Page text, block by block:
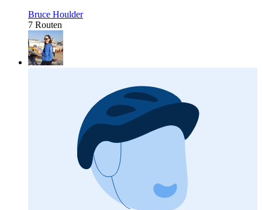
Bruce Houlder
7 Routen